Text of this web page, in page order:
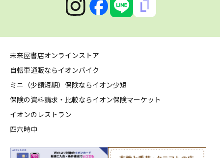
未来屋書店オンラインストア
自転車通販ならイオンバイク
ミニ（少額短期）保険ならイオン少短
保険の資料請求・比較ならイオン保険マーケット
イオンのレストラン
四六時中